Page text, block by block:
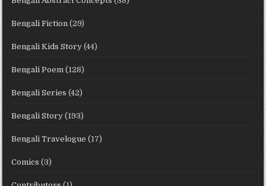
Bengali Fiction (29)
Bengali Kids Story (44)
Bengali Poem (128)
Bengali Series (42)
Bengali Story (193)
Bengali Travelogue (17)
Comics (3)